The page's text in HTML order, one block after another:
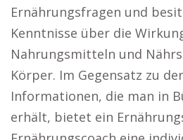
Ernährungsfragen und
Kenntnisse über die
Nahrungsmitteln und
Körper. Im Gegensatz zu
Informationen, die man in
erhält, bietet ein